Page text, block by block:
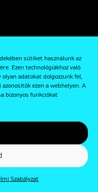
sütiket használunk az
Ezen technológiákhoz való
adatokat dolgozzunk fel,
ezen a webhelyen. A
bizonyos funkciókat
Szabályzat
Szabályzat